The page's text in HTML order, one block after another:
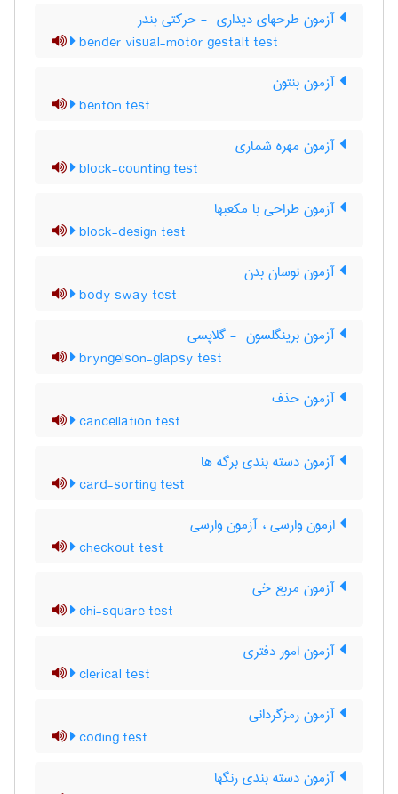
آزمون طرحهای دیداری ‎ - حرکتی بندر
bender visual-motor gestalt test
آزمون بنتون
benton test
آزمون مهره شماری
block-counting test
آزمون طراحی با مکعبها
block-design test
آزمون نوسان بدن
body sway test
آزمون برینگلسون ‎ - گلاپسی
bryngelson-glapsy test
آزمون حذف
cancellation test
آزمون دسته بندی برگه ها
card-sorting test
ازمون وارسی ، آزمون وارسی
checkout test
آزمون مربع خی
chi-square test
آزمون امور دفتری
clerical test
آزمون رمزگردانی
coding test
آزمون دسته بندی رنگها